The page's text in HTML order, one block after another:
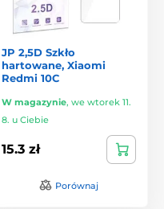
JP 2,5D Szkło
hartowane, Xiaomi
Redmi 10C
W magazynie, we wtorek 11.
8. u Ciebie
15.3 zł
Porównaj